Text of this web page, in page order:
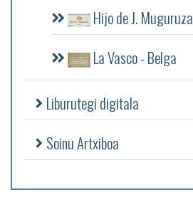
Hijo de J. Muguruza
La Vasco - Belga
Liburutegi digitala
Soinu Artxiboa